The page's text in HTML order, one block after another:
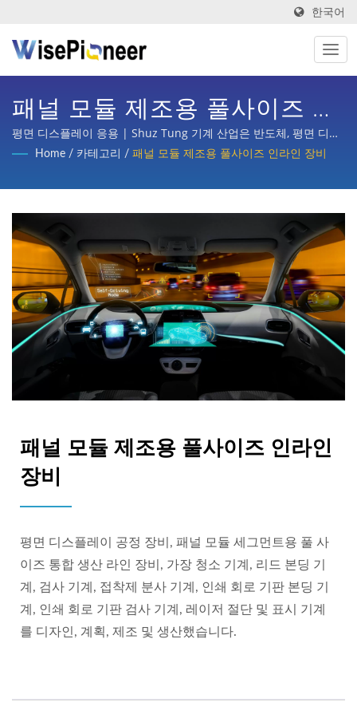
한국어
패널 모듈 제조용 풀사이즈 인
라인 장비 | 산업 4.0을 위한
평면 디스플레이 응용 | Shuz Tung 기계 산업은 반도체, 평면 디스
플레이 공정, 인쇄회로 기판, 지능형 의료 이미징, 자전거 턴키 기획,
로부터 상당한 신뢰와 지원을 받았습니다.
Home / 카테고리 / 패널 모듈 제조용 풀사이즈 인라인 장비
패널 모듈 제조용 풀사이즈 인라인
장비
평면 디스플레이 공정 장비, 패널 모듈 세그먼트용 풀 사
이즈 통합 생산 라인 장비, 가장 청소 기계, 리드 본딩 기
계, 검사 기계, 접착제 분사 기계, 인쇄 회로 기판 본딩 기
계, 인쇄 회로 기판 검사 기계, 레이저 절단 및 표시 기계
를 디자인, 계획, 제조 및 생산했습니다.